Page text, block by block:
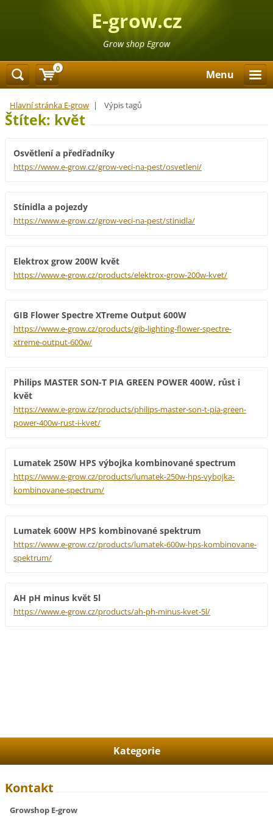
E-grow.cz
Grow shop Egrow
Menu
Hlavní stránka E-grow | Výpis tagů
Štítek: květ
Osvětlení a předřadníky
https://www.e-grow.cz/grow-veci-na-pest/osvetleni/
Stínidla a pojezdy
https://www.e-grow.cz/grow-veci-na-pest/stinidla/
Elektrox grow 200W květ
https://www.e-grow.cz/products/elektrox-grow-200w-kvet/
GIB Flower Spectre XTreme Output 600W
https://www.e-grow.cz/products/gib-lighting-flower-spectre-
xtreme-output-600w/
Philips MASTER SON-T PIA GREEN POWER 400W, růst i
květ
https://www.e-grow.cz/products/philips-master-son-t-pia-green-
power-400w-rust-i-kvet/
Lumatek 250W HPS výbojka kombinované spectrum
https://www.e-grow.cz/products/lumatek-250w-hps-vybojka-
kombinovane-spectrum/
Lumatek 600W HPS kombinované spektrum
https://www.e-grow.cz/products/lumatek-600w-hps-kombinovane-
spektrum/
AH pH minus květ 5l
https://www.e-grow.cz/products/ah-ph-minus-kvet-5l/
Kategorie
Kontakt
Growshop E-grow
0